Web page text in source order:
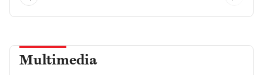
Multimedia